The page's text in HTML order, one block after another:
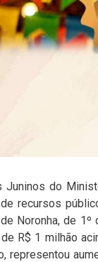
Juninos do
recursos
Noronha, de
R$ 1 milhão
representou